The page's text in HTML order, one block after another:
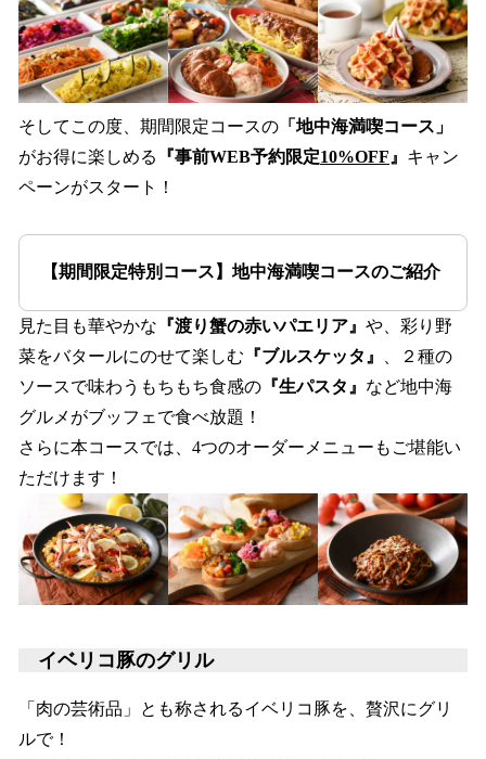
そしてこの度、期間限定コースの 「地中海満喫コース」
がお得に楽しめる
『事前WEB予約限定10%OFF 』 キャン
ペーンがスタート！
【期間限定特別コース】地中海満喫コースのご紹介
見た目も華やかな 『渡り蟹の赤いパエリア』 や、彩り野
菜をバタールにのせて楽しむ 『ブルスケッタ』
、２種の
ソースで味わうもちもち食感の 『生パスタ』 など地中海
グルメがブッフェで食べ放題！
さらに本コースでは、4つのオーダーメニューもご堪能い
ただけます！
イベリコ豚のグリル
「肉の芸術品」とも称されるイベリコ豚を、贅沢にグリ
ルで！